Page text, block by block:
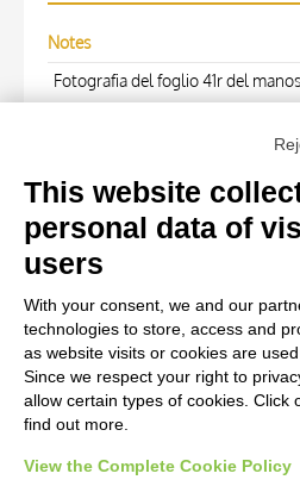
Notes
Fotografia del foglio 41r del
come Vat. lat. 32
WORK OF ART
Work of art Entry
Anonimo sec. XIII, Iniziale Q,
Iniziale decorata, Motivi
san Zaccaria
This website
personal data of
users
With your consent, we and our
technologies to store, access and
as website visits or cookies are
Since we respect your right to
allow certain types of cookies. Click
find out more.
View the Complete Cookie Policy